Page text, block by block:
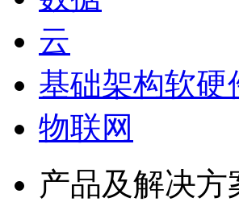
云
基础架构软硬
物联网
产品及解决方